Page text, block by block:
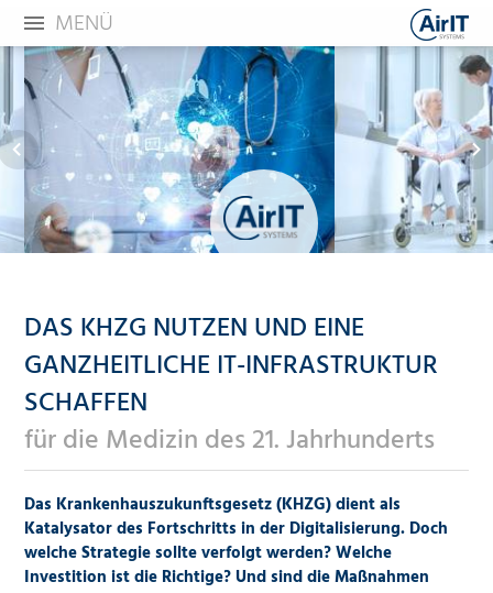
MENÜ
DAS KHZG NUTZEN UND EINE
GANZHEITLICHE IT-INFRASTRUKTUR
SCHAFFEN
für die Medizin des 21. Jahrhunderts
Das Krankenhauszukunftsgesetz (KHZG) dient als
Katalysator des Fortschritts in der Digitalisierung. Doch
welche Strategie sollte verfolgt werden? Welche
Investition ist die Richtige? Und sind die Maßnahmen